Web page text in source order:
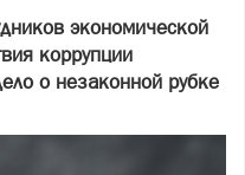
экономической
коррупции
о незаконной рубке